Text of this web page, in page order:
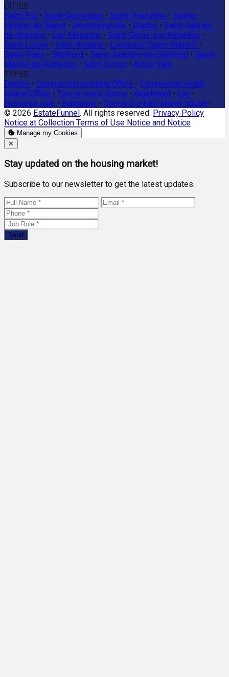
CITIES
Saint-Pie • Saint-Dominique • Saint-Hyacinthe • Sainte-
Hélène-de-Bagot • Drummondville • Granby • Saint-Gabriel-
de-Brandon • Lac-Mégantic • Saint-Denis-sur-Richelieu •
Saint-Lucien • Saint-Amable • Longueuil (Saint-Hubert) •
Sorel-Tracy • Shefford • Saint-Joachim-de-Shefford • Saint-
Marcel-de-Richelieu • Saint-Simon • Acton Vale
TYPES
Duplex • Commercial building/Office • Commercial rental
space/Office • Two or more storey • Apartment • Lot •
Business sale • Bungalow • One-and-a-half-storey house •
© 2026 EstateFunnel. All rights reserved. Privacy Policy
Notice at Collection Terms of Use Notice and Notice
Manage my Cookies
Close
✕
Stay updated on the housing market!
Subscribe to our newsletter to get the latest updates.
Send